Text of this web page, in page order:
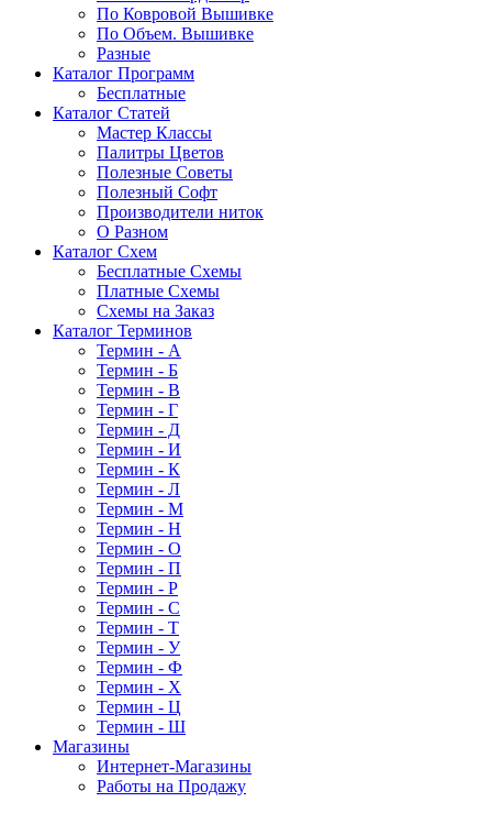
По Ковровой Вышивке
По Объем. Вышивке
Разные
Каталог Программ
Бесплатные
Каталог Статей
Мастер Классы
Палитры Цветов
Полезные Советы
Полезный Софт
Производители ниток
О Разном
Каталог Схем
Бесплатные Схемы
Платные Схемы
Схемы на Заказ
Каталог Терминов
Термин - А
Термин - Б
Термин - В
Термин - Г
Термин - Д
Термин - И
Термин - К
Термин - Л
Термин - М
Термин - Н
Термин - О
Термин - П
Термин - Р
Термин - С
Термин - Т
Термин - У
Термин - Ф
Термин - Х
Термин - Ц
Термин - Ш
Магазины
Интернет-Магазины
Работы на Продажу